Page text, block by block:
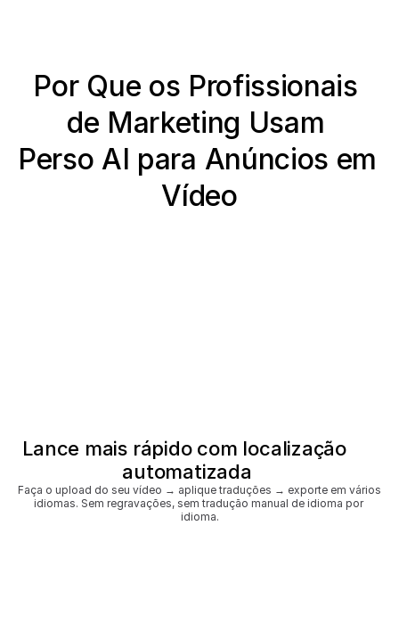
Por Que os Profissionais
de Marketing Usam
Perso AI para Anúncios em
Vídeo
Lance mais rápido com localização
automatizada
Faça o upload do seu vídeo → aplique traduções → exporte em vários
idiomas. Sem regravações, sem tradução manual de idioma por
idioma.